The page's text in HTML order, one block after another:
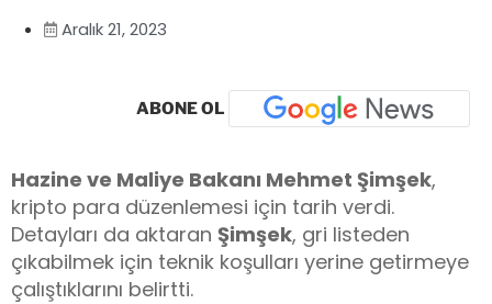
Aralık 21, 2023
ABONE OL
Hazine ve Maliye Bakanı Mehmet Şimşek,
kripto para düzenlemesi için tarih verdi.
Detayları da aktaran Şimşek, gri listeden
çıkabilmek için teknik koşulları yerine getirmeye
çalıştıklarını belirtti.